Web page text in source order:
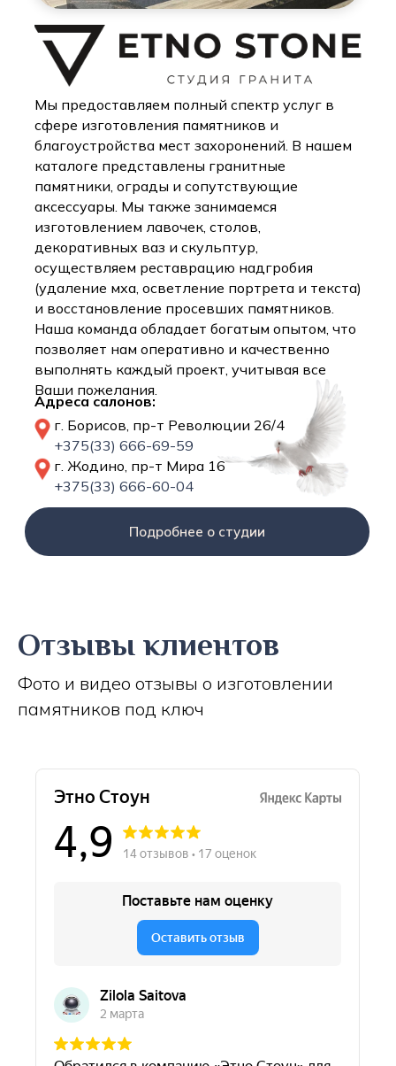
Мы предоставляем полный спектр услуг в
сфере изготовления памятников и
благоустройства мест захоронений. В нашем
каталоге представлены гранитные
памятники, ограды и сопутствующие
аксессуары. Мы также занимаемся
изготовлением лавочек, столов,
декоративных ваз и скульптур,
осуществляем реставрацию надгробия
(удаление мха, осветление портрета и текста)
и восстановление просевших памятников.
Наша команда обладает богатым опытом, что
позволяет нам оперативно и качественно
выполнять каждый проект, учитывая все
Ваши пожелания.
Адреса салонов:
г. Борисов, пр-т Революции 26/4
+375(33) 666-69-59
г. Жодино, пр-т Мира 16
+375(33) 666-60-04
Подробнее о студии
Отзывы клиентов
Фото и видео отзывы о изготовлении
памятников под ключ